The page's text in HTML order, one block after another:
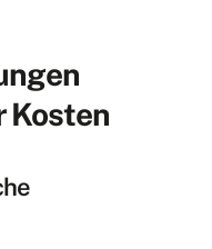
Kosten